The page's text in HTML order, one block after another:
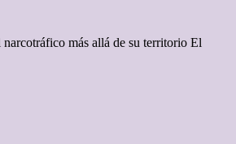
más allá de su territorio El